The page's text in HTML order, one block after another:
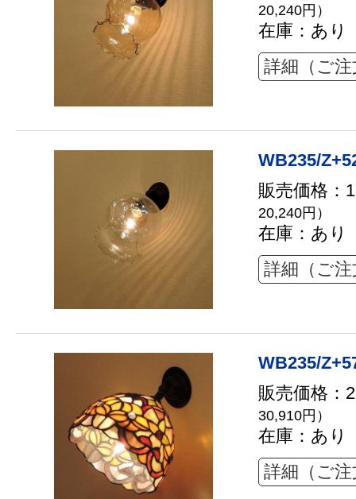
20,240円）
在庫：あり
詳細（ご
WB235/
販売価格：
20,240円）
在庫：あり
詳細（ご
WB235/
販売価格：
30,910円）
在庫：あり
詳細（ご